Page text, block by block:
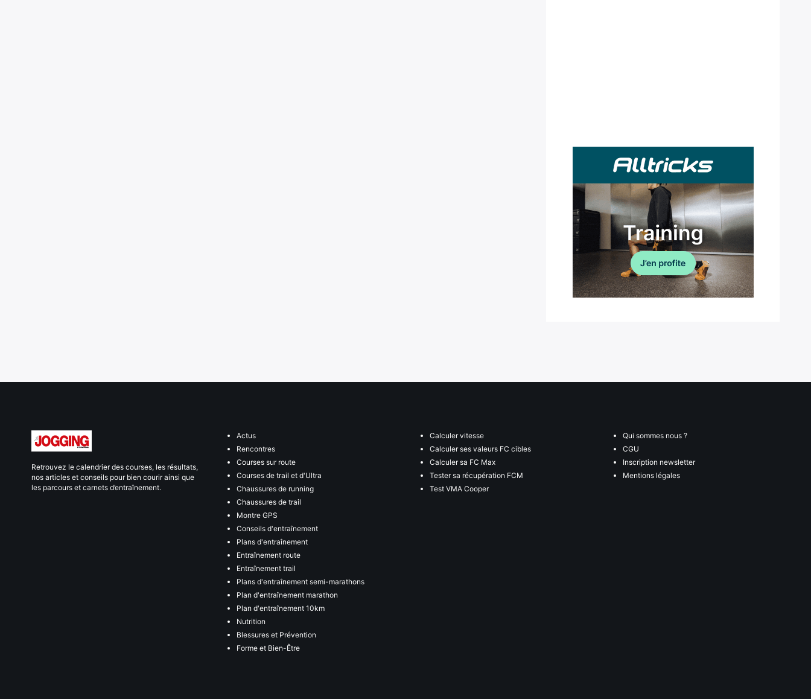
Retrouvez le calendrier des courses, les résultats,
nos articles et conseils pour bien courir ainsi que
les parcours et carnets d’entraînement.
Actus
Rencontres
Courses sur route
Courses de trail et d'Ultra
Chaussures de running
Chaussures de trail
Montre GPS
Conseils d'entraînement
Plans d'entraînement
Entraînement route
Entraînement trail
Plans d'entraînement semi-marathons
Plan d'entraînement marathon
Plan d'entraînement 10km
Nutrition
Blessures et Prévention
Forme et Bien-Être
Calculer vitesse
Calculer ses valeurs FC cibles
Calculer sa FC Max
Tester sa récupération FCM
Test VMA Cooper
Qui sommes nous ?
CGU
Inscription newsletter
Mentions légales